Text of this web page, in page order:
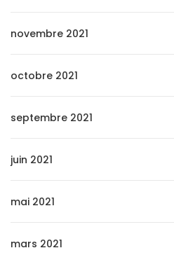
novembre 2021
octobre 2021
septembre 2021
juin 2021
mai 2021
mars 2021